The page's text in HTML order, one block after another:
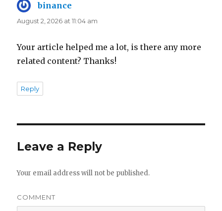
binance
August 2, 2026 at 11:04 am
Your article helped me a lot, is there any more
related content? Thanks!
Reply
Leave a Reply
Your email address will not be published.
COMMENT